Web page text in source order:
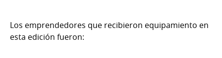
Los emprendedores que recibieron equipamiento en
esta edición fueron: